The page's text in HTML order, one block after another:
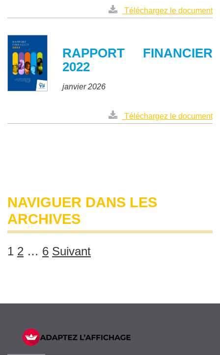
Téléchargez le document
RAPPORT FINANCIER
2022
janvier 2026
Téléchargez le document
NAVIGUER DANS LES
ARCHIVES
1 2 … 6 Suivant